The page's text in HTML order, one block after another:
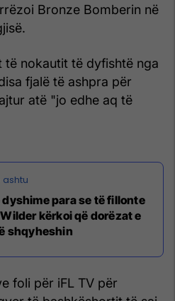
Bronze Bomberin në
të nokautit të dyfishtë nga
fjalë të ashpra për
atë "jo edhe aq të
para se të fillonte
kërkoi që dorëzat e
shqyheshin
foli për iFL TV për